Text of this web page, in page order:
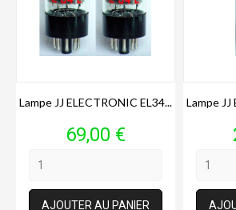
Lampe JJ ELECTRONIC EL34...
Prix
69,00 €
AJOUTER AU PANIER
Lampe JJ